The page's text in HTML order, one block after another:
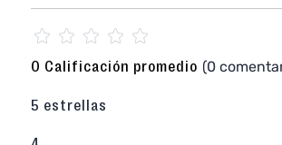
☆ ☆ ☆ ☆ ☆
0 Calificación promedio (0
5 estrellas